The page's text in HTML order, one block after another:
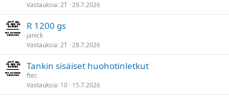
Vastauksia 2T 29.7.2026
R 1200 gs
janick
Vastauksia 2T 28.7.2026
Tankin sisäiset huohotinletkut
ftec
Vastauksia 10 15.7.2026